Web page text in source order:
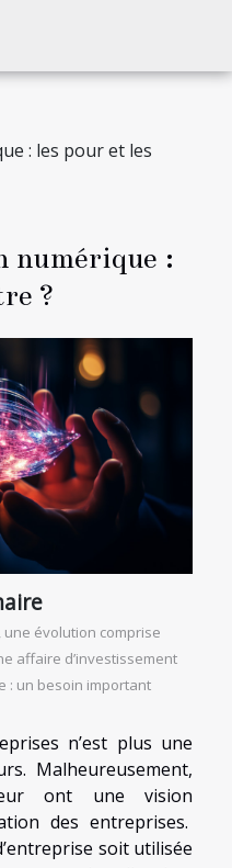
: les pour et les
numérique :
?
évolution comprise
affaire d’investissement
: un besoin important
n’est plus une
Malheureusement,
ont une vision
des entreprises.
soit utilisée